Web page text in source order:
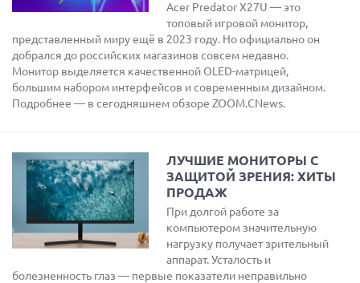
Acer Predator X27U — это
топовый игровой монитор,
представленный миру ещё в 2023 году. Но официально он
добрался до российских магазинов совсем недавно.
Монитор выделяется качественной OLED-матрицей,
большим набором интерфейсов и современным дизайном.
Подробнее — в сегодняшнем обзоре ZOOM.CNews.
ЛУЧШИЕ МОНИТОРЫ С
ЗАЩИТОЙ ЗРЕНИЯ: ХИТЫ
ПРОДАЖ
При долгой работе за
компьютером значительную
нагрузку получает зрительный
аппарат. Усталость и
болезненность глаз — первые показатели неправильно